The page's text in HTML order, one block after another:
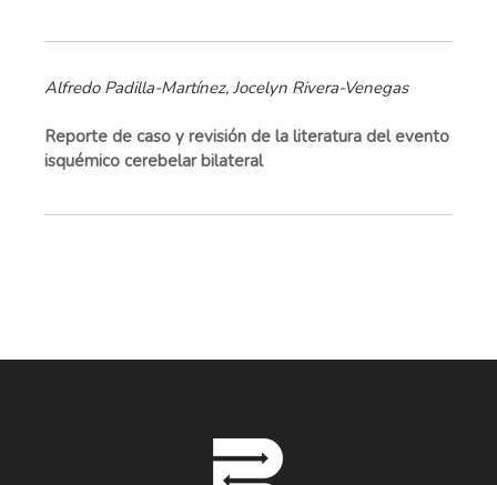
Alfredo Padilla-Martínez, Jocelyn Rivera-Venegas
Reporte de caso y revisión de la literatura del evento
isquémico cerebelar bilateral